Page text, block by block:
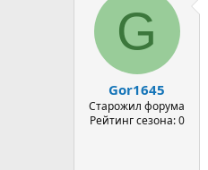
G
Gor1645
Старожил форума
Рейтинг сезона: 0